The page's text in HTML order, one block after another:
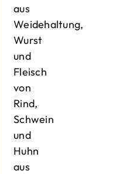
aus
Weidehaltung,
Wurst
und
Fleisch
von
Rind,
Schwein
und
Huhn
aus